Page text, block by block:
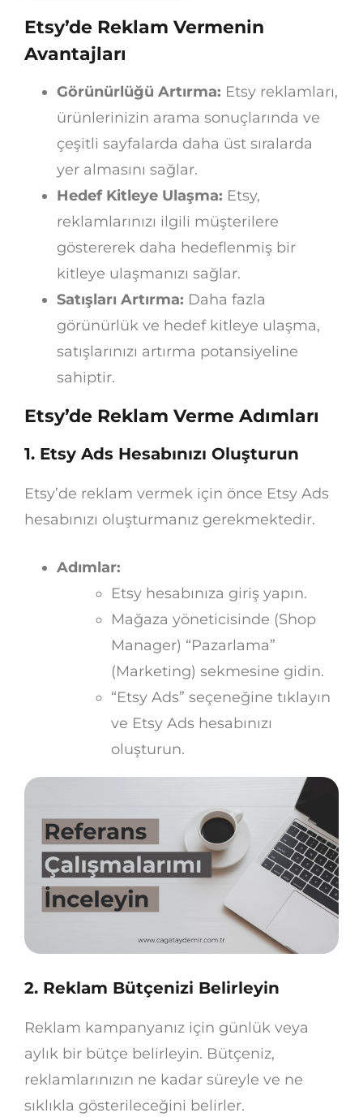
Etsy’de Reklam Vermenin
Avantajları
Görünürlüğü Artırma: Etsy reklamları,
ürünlerinizin arama sonuçlarında ve
çeşitli sayfalarda daha üst sıralarda
yer almasını sağlar.
Hedef Kitleye Ulaşma: Etsy,
reklamlarınızı ilgili müşterilere
göstererek daha hedeflenmiş bir
kitleye ulaşmanızı sağlar.
Satışları Artırma: Daha fazla
görünürlük ve hedef kitleye ulaşma,
satışlarınızı artırma potansiyeline
sahiptir.
Etsy’de Reklam Verme Adımları
1. Etsy Ads Hesabınızı Oluşturun
Etsy’de reklam vermek için önce Etsy Ads
hesabınızı oluşturmanız gerekmektedir.
Adımlar:
Etsy hesabınıza giriş yapın.
Mağaza yöneticisinde (Shop
Manager) “Pazarlama”
(Marketing) sekmesine gidin.
“Etsy Ads” seçeneğine tıklayın
ve Etsy Ads hesabınızı
oluşturun.
2. Reklam Bütçenizi Belirleyin
Reklam kampanyanız için günlük veya
aylık bir bütçe belirleyin. Bütçeniz,
reklamlarınızın ne kadar süreyle ve ne
sıklıkla gösterileceğini belirler.